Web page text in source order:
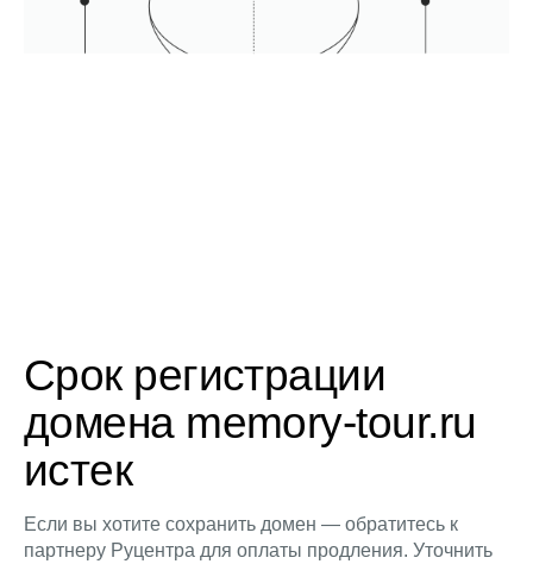
Срок регистрации
домена memory-tour.ru
истек
Если вы хотите сохранить домен — обратитесь к
партнеру Руцентра для оплаты продления. Уточнить